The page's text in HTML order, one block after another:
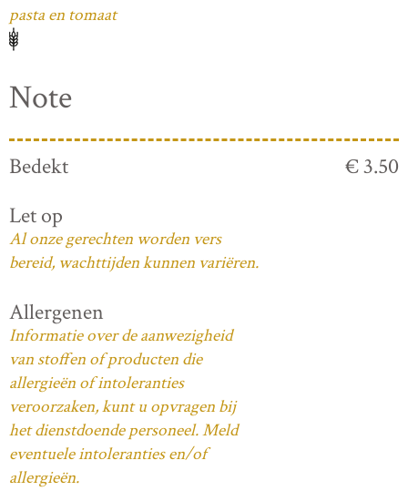
pasta en tomaat
Note
Bedekt
€ 3.50
Let op
Al onze gerechten worden vers
bereid, wachttijden kunnen variëren.
Allergenen
Informatie over de aanwezigheid
van stoffen of producten die
allergieën of intoleranties
veroorzaken, kunt u opvragen bij
het dienstdoende personeel. Meld
eventuele intoleranties en/of
allergieën.